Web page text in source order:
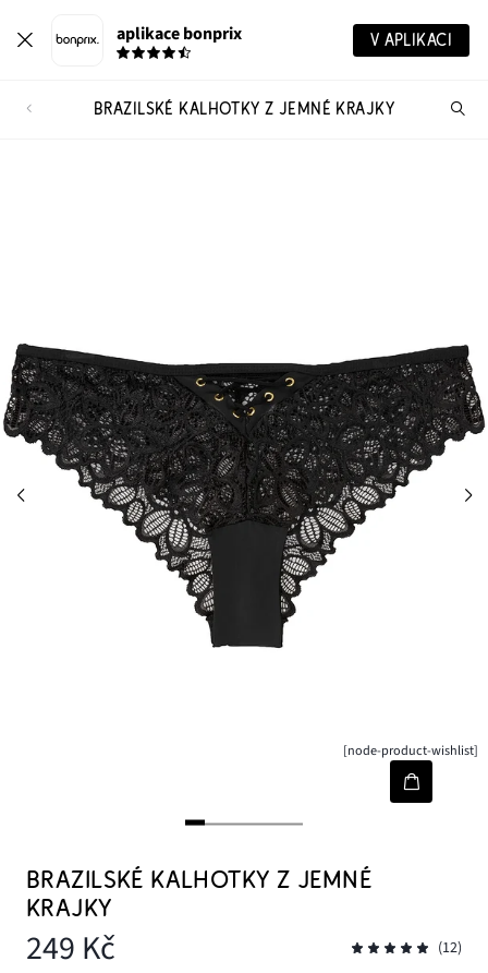
aplikace bonprix V APLIKACI
BRAZILSKÉ KALHOTKY Z JEMNÉ KRAJKY
[node-product-wishlist]
BRAZILSKÉ KALHOTKY Z JEMNÉ
KRAJKY
249 Kč (12)